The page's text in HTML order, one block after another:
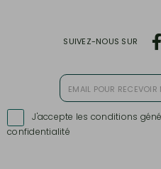
J'accepte les conditions
confidentialité
SUIVEZ-NOUS SUR